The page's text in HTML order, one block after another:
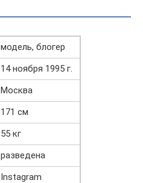
модель, блогер
14 ноября 1995 г.
Москва
171 см
55 кг
разведена
Instagram